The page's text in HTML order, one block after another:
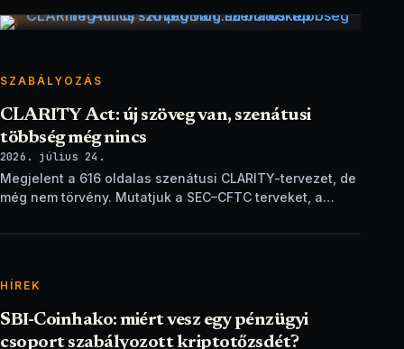
SZABÁLYOZÁS
CLARITY Act: új szöveg van, szenátusi
többség még nincs
2026. július 24.
Megjelent a 616 oldalas szenátusi CLARITY-tervezet, de
még nem törvény. Mutatjuk a SEC–CFTC terveket, a
HÍREK
SBI-Coinhako: miért vesz egy pénzügyi
csoport szabályozott kriptotőzsdét?